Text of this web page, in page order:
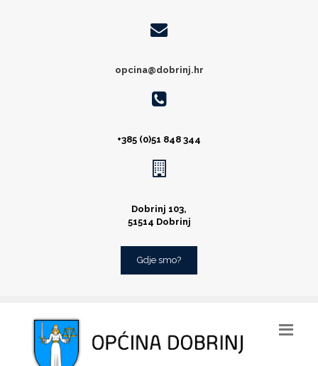
opcina@dobrinj.hr
+385 (0)51 848 344
Dobrinj 103,
51514 Dobrinj
Gdje smo?